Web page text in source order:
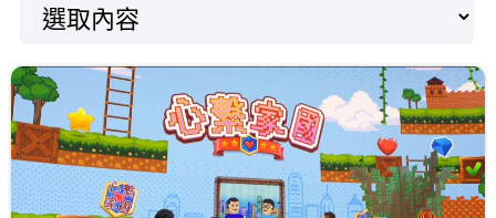
教師專業社群
學生成就與學校活動
我們的聯繫